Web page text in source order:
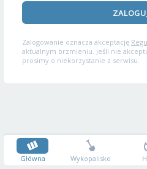
Zalogowanie oznacza akceptację
aktualnym brzmieniu. Jeśli nie
prosimy o niekorzystanie z serwisu.
Główna Wykopalisko